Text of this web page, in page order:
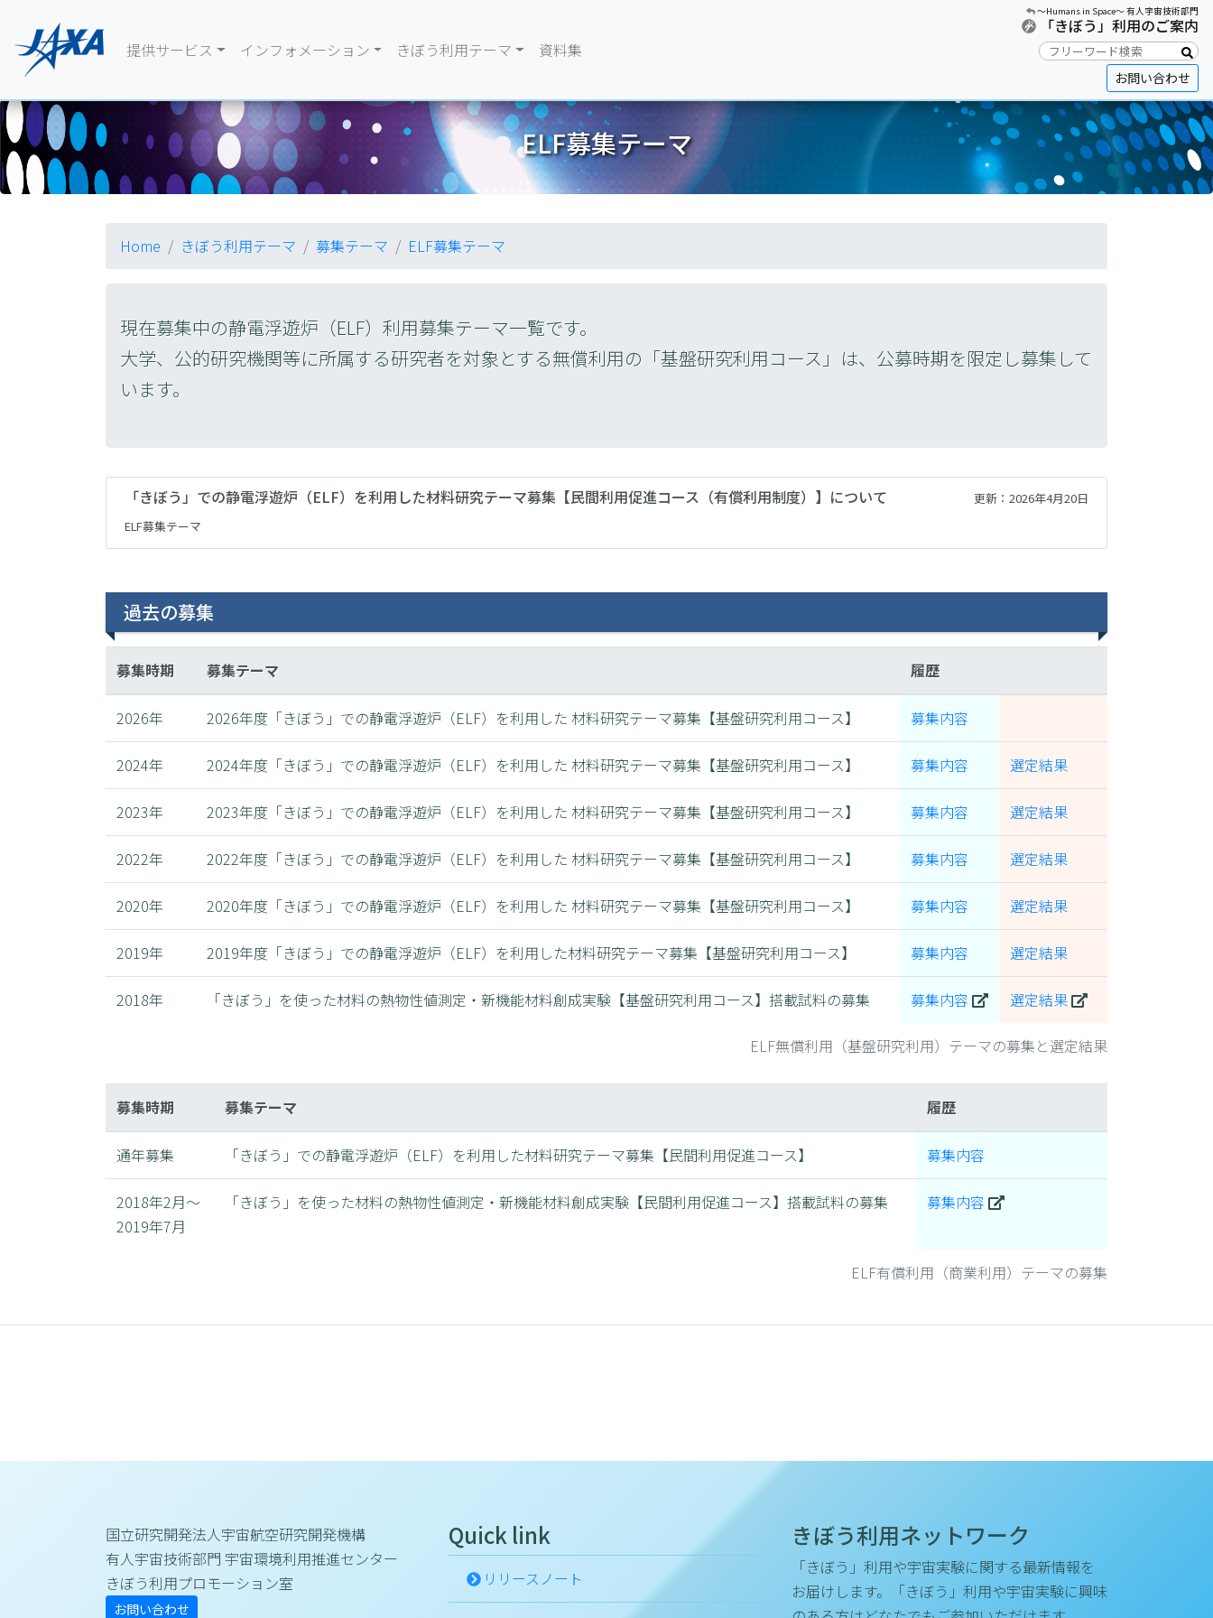
提供サービス インフォメーション きぼう利用テーマ 資料集
〜Humans in Space〜 有人宇宙技術部門
「きぼう」利用のご案内
お問い合わせ
ELF募集テーマ
Home きぼう利用テーマ 募集テーマ ELF募集テーマ
現在募集中の静電浮遊炉（ELF）利用募集テーマ一覧です。
大学、公的研究機関等に所属する研究者を対象とする無償利用の「基盤研究利用コース」は、公募時期を限定し募集して
います。
「きぼう」での静電浮遊炉（ELF）を利用した材料研究テーマ募集【民間利用促進コース（有償利用制度）】について
更新：2026年4月20日
ELF募集テーマ
過去の募集
ELF無償利用（基盤研究利用）テーマの募集と選定結果
募集時期 募集テーマ 履歴
2026年 2026年度「きぼう」での静電浮遊炉（ELF）を利用した 材料研究テーマ募集【基盤研究利用コース】 募集内容
2024年 2024年度「きぼう」での静電浮遊炉（ELF）を利用した 材料研究テーマ募集【基盤研究利用コース】 募集内容 選定結果
2023年 2023年度「きぼう」での静電浮遊炉（ELF）を利用した 材料研究テーマ募集【基盤研究利用コース】 募集内容 選定結果
2022年 2022年度「きぼう」での静電浮遊炉（ELF）を利用した 材料研究テーマ募集【基盤研究利用コース】 募集内容 選定結果
2020年 2020年度「きぼう」での静電浮遊炉（ELF）を利用した 材料研究テーマ募集【基盤研究利用コース】 募集内容 選定結果
2019年 2019年度「きぼう」での静電浮遊炉（ELF）を利用した材料研究テーマ募集【基盤研究利用コース】 募集内容 選定結果
2018年 「きぼう」を使った材料の熱物性値測定・新機能材料創成実験【基盤研究利用コース】搭載試料の募集 募集内容 選定結果
ELF有償利用（商業利用）テーマの募集
募集時期 募集テーマ 履歴
通年募集 「きぼう」での静電浮遊炉（ELF）を利用した材料研究テーマ募集【民間利用促進コース】 募集内容
2018年2月～
2019年7月
「きぼう」を使った材料の熱物性値測定・新機能材料創成実験【民間利用促進コース】搭載試料の募集 募集内容
国立研究開発法人宇宙航空研究開発機構
有人宇宙技術部門 宇宙環境利用推進センター
きぼう利用プロモーション室
お問い合わせ
Quick link
リリースノート
きぼう利用ネットワーク
「きぼう」利用や宇宙実験に関する最新情報を
お届けします。「きぼう」利用や宇宙実験に興味